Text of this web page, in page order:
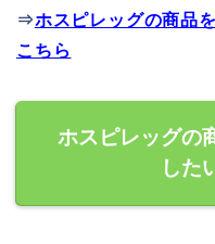
⇒ホスピレッグの商品
こちら
ホスピレッグの
した